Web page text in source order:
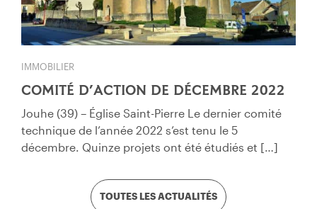
TOUTES LES ACTUALITÉS
IMMOBILIER
COMITÉ D’ACTION DE DÉCEMBRE 2022
Jouhe (39) – Église Saint-Pierre Le dernier comité
technique de l’année 2022 s’est tenu le 5
décembre. Quinze projets ont été étudiés et […]